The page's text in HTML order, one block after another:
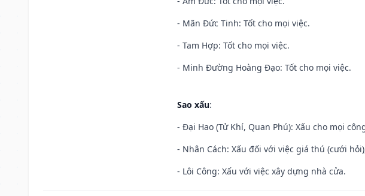
- Mãn Đức Tinh: Tốt cho mọi việc.
- Tam Hợp: Tốt cho mọi việc.
- Minh Đường Hoàng Đạo: Tốt cho mọi việc.
Sao xấu:
- Đại Hao (Tử Khí, Quan Phú): Xấu cho mọi
- Nhân Cách: Xấu đối với việc giá thú (cưới
- Lôi Công: Xấu với việc xây dựng nhà cửa.